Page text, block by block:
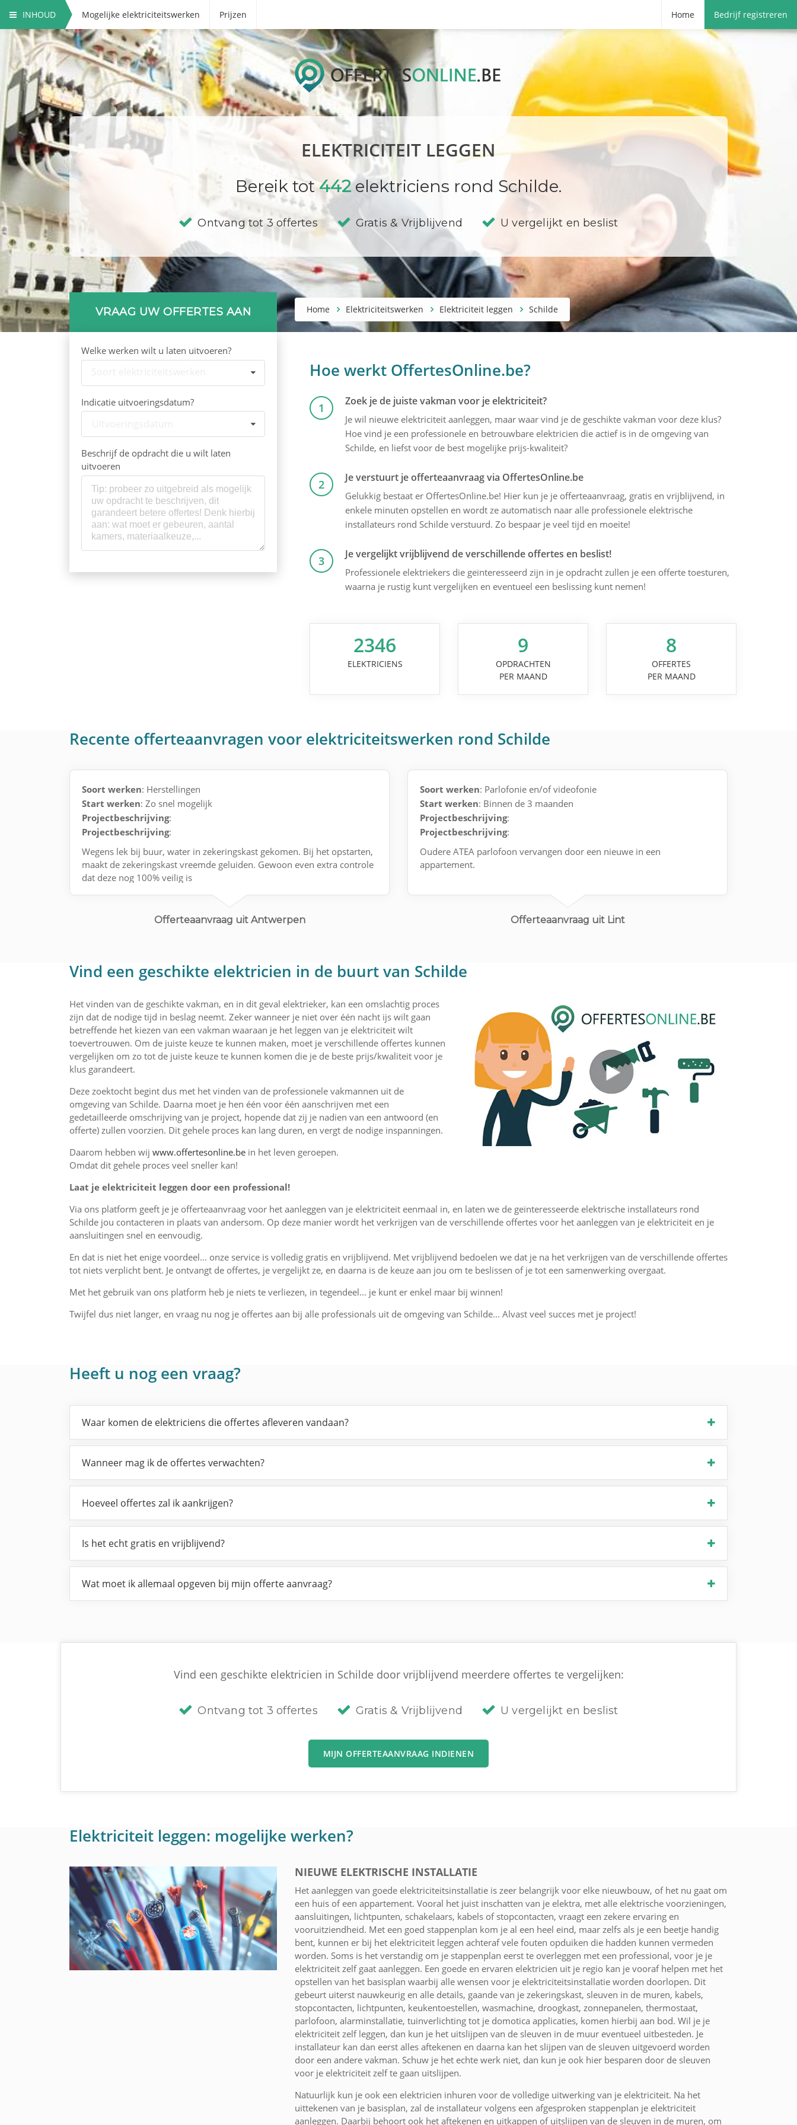
INHOUD Mogelijke elektriciteitswerken Prijzen Home Bedrijf registreren
ELEKTRICITEIT LEGGEN
Bereik tot442elektriciens rond Schilde.
Ontvang tot 3 offertes Gratis & Vrijblijvend U vergelijkt en beslist
Home Elektriciteitswerken Elektriciteit leggen Schilde
VRAAG UW OFFERTES AAN
Welke werken wilt u laten uitvoeren?
Indicatie uitvoeringsdatum?
Beschrijf de opdracht die u wilt laten
uitvoeren
Hoe werkt OffertesOnline.be?
1 Zoek je de juiste vakman voor je elektriciteit?
Je wil nieuwe elektriciteit aanleggen, maar waar vind je de geschikte vakman voor deze klus?
Hoe vind je een professionele en betrouwbare elektricien die actief is in de omgeving van
Schilde, en liefst voor de best mogelijke prijs-kwaliteit?
2 Je verstuurt je offerteaanvraag via OffertesOnline.be
Gelukkig bestaat er OffertesOnline.be! Hier kun je je offerteaanvraag, gratis en vrijblijvend, in
enkele minuten opstellen en wordt ze automatisch naar alle professionele elektrische
installateurs rond Schilde verstuurd. Zo bespaar je veel tijd en moeite!
3 Je vergelijkt vrijblijvend de verschillende offertes en beslist!
Professionele elektriekers die geïnteresseerd zijn in je opdracht zullen je een offerte toesturen,
waarna je rustig kunt vergelijken en eventueel een beslissing kunt nemen!
2346
ELEKTRICIENS
9
OPDRACHTEN
PER MAAND
8
OFFERTES
PER MAAND
Recente offerteaanvragen voor elektriciteitswerken rond Schilde
Soort werken: Herstellingen
Start werken: Zo snel mogelijk
Projectbeschrijving:
Projectbeschrijving:
Wegens lek bij buur, water in zekeringskast gekomen. Bij het opstarten,
maakt de zekeringskast vreemde geluiden. Gewoon even extra controle
dat deze nog 100% veilig is
Offerteaanvraag uit Antwerpen
Soort werken: Parlofonie en/of videofonie
Start werken: Binnen de 3 maanden
Projectbeschrijving:
Projectbeschrijving:
Oudere ATEA parlofoon vervangen door een nieuwe in een
appartement.
Offerteaanvraag uit Lint
Vind een geschikte elektricien in de buurt van Schilde
Het vinden van de geschikte vakman, en in dit geval elektrieker, kan een omslachtig proces
zijn dat de nodige tijd in beslag neemt. Zeker wanneer je niet over één nacht ijs wilt gaan
betreffende het kiezen van een vakman waaraan je het leggen van je elektriciteit wilt
toevertrouwen. Om de juiste keuze te kunnen maken, moet je verschillende offertes kunnen
vergelijken om zo tot de juiste keuze te kunnen komen die je de beste prijs/kwaliteit voor je
klus garandeert.
Deze zoektocht begint dus met het vinden van de professionele vakmannen uit de
omgeving van Schilde. Daarna moet je hen één voor één aanschrijven met een
gedetailleerde omschrijving van je project, hopende dat zij je nadien van een antwoord (en
offerte) zullen voorzien. Dit gehele proces kan lang duren, en vergt de nodige inspanningen.
Daarom hebben wij www.offertesonline.be in het leven geroepen.
Omdat dit gehele proces veel sneller kan!
Laat je elektriciteit leggen door een professional!
Via ons platform geeft je je offerteaanvraag voor het aanleggen van je elektriciteit eenmaal in, en laten we de geïnteresseerde elektrische installateurs rond
Schilde jou contacteren in plaats van andersom. Op deze manier wordt het verkrijgen van de verschillende offertes voor het aanleggen van je elektriciteit en je
aansluitingen snel en eenvoudig.
En dat is niet het enige voordeel... onze service is volledig gratis en vrijblijvend. Met vrijblijvend bedoelen we dat je na het verkrijgen van de verschillende offertes
tot niets verplicht bent. Je ontvangt de offertes, je vergelijkt ze, en daarna is de keuze aan jou om te beslissen of je tot een samenwerking overgaat.
Met het gebruik van ons platform heb je niets te verliezen, in tegendeel... je kunt er enkel maar bij winnen!
Twijfel dus niet langer, en vraag nu nog je offertes aan bij alle professionals uit de omgeving van Schilde... Alvast veel succes met je project!
Heeft u nog een vraag?
Waar komen de elektriciens die offertes afleveren vandaan?
Wanneer mag ik de offertes verwachten?
Hoeveel offertes zal ik aankrijgen?
Is het echt gratis en vrijblijvend?
Wat moet ik allemaal opgeven bij mijn offerte aanvraag?
Vind een geschikte elektricien in Schilde door vrijblijvend meerdere offertes te vergelijken:
Ontvang tot 3 offertes Gratis & Vrijblijvend U vergelijkt en beslist
MIJN OFFERTEAANVRAAG INDIENEN
Elektriciteit leggen: mogelijke werken?
NIEUWE ELEKTRISCHE INSTALLATIE
Het aanleggen van goede elektriciteitsinstallatie is zeer belangrijk voor elke nieuwbouw, of het nu gaat om
een huis of een appartement. Vooral het juist inschatten van je elektra, met alle elektrische voorzieningen,
aansluitingen, lichtpunten, schakelaars, kabels of stopcontacten, vraagt een zekere ervaring en
vooruitziendheid. Met een goed stappenplan kom je al een heel eind, maar zelfs als je een beetje handig
bent, kunnen er bij het elektriciteit leggen achteraf vele fouten opduiken die hadden kunnen vermeden
worden. Soms is het verstandig om je stappenplan eerst te overleggen met een professional, voor je je
elektriciteit zelf gaat aanleggen. Een goede en ervaren elektricien uit je regio kan je vooraf helpen met het
opstellen van het basisplan waarbij alle wensen voor je elektriciteitsinstallatie worden doorlopen. Dit
gebeurt uiterst nauwkeurig en alle details, gaande van je zekeringskast, sleuven in de muren, kabels,
stopcontacten, lichtpunten, keukentoestellen, wasmachine, droogkast, zonnepanelen, thermostaat,
parlofoon, alarminstallatie, tuinverlichting tot je domotica applicaties, komen hierbij aan bod. Wil je je
elektriciteit zelf leggen, dan kun je het uitslijpen van de sleuven in de muur eventueel uitbesteden. Je
installateur kan dan eerst alles aftekenen en daarna kan het slijpen van de sleuven uitgevoerd worden
door een andere vakman. Schuw je het echte werk niet, dan kun je ook hier besparen door de sleuven
voor je elektriciteit zelf te gaan uitslijpen.
Natuurlijk kun je ook een elektricien inhuren voor de volledige uitwerking van je elektriciteit. Na het
uittekenen van je basisplan, zal de installateur volgens een afgesproken stappenplan je elektriciteit
aanleggen. Daarbij behoort ook het aftekenen en uitkappen of uitslijpen van de sleuven in de muren, om